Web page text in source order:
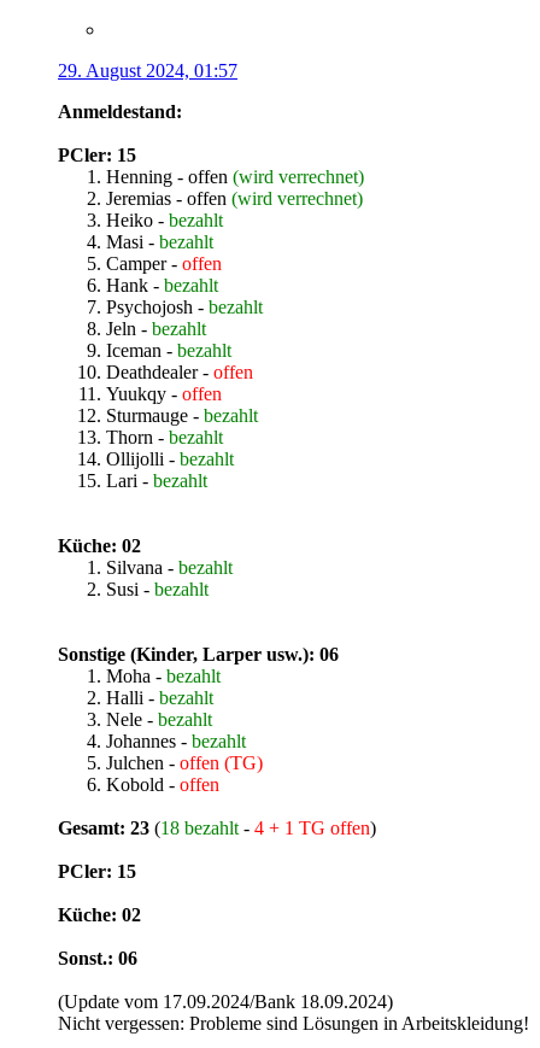
29. August 2024, 01:57
Anmeldestand:
PCler: 15
Henning - offen (wird verrechnet)
Jeremias - offen (wird verrechnet)
Heiko - bezahlt
Masi - bezahlt
Camper - offen
Hank - bezahlt
Psychojosh - bezahlt
Jeln - bezahlt
Iceman - bezahlt
Deathdealer - offen
Yuukqy - offen
Sturmauge - bezahlt
Thorn - bezahlt
Ollijolli - bezahlt
Lari - bezahlt
Küche: 02
Silvana - bezahlt
Susi - bezahlt
Sonstige (Kinder, Larper usw.): 06
Moha - bezahlt
Halli - bezahlt
Nele - bezahlt
Johannes - bezahlt
Julchen - offen (TG)
Kobold - offen
Gesamt: 23 (18 bezahlt - 4 + 1 TG offen)
PCler: 15
Küche: 02
Sonst.: 06
(Update vom 17.09.2024/Bank 18.09.2024)
Nicht vergessen: Probleme sind Lösungen in Arbeitskleidung!